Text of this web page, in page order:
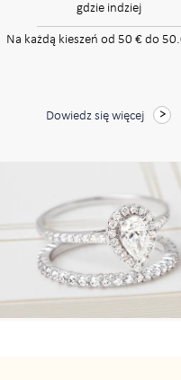
gdzie indziej
Na każdą kieszeń od 50 € do
Dowiedz się więcej